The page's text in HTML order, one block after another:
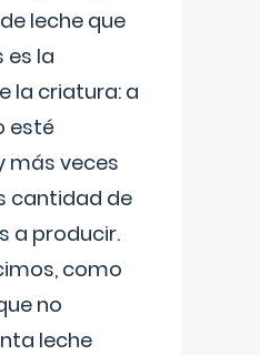
leche que
es la
la criatura: a
esté
más veces
cantidad de
a producir.
como
no
leche